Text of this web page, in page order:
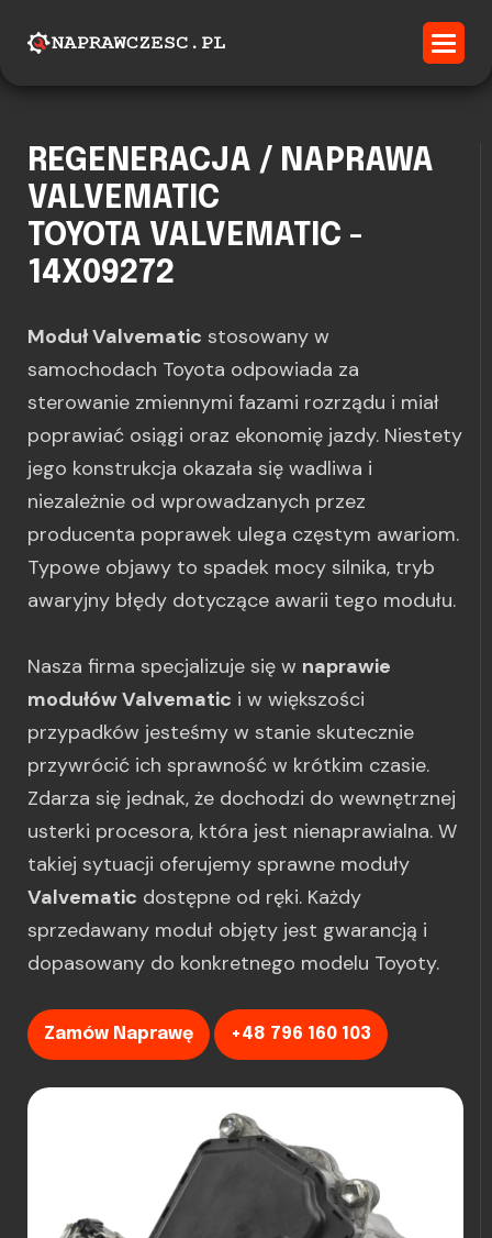
REGENERACJA / NAPRAWA
VALVEMATIC
TOYOTA VALVEMATIC -
14X09272
Moduł Valvematic stosowany w
samochodach Toyota odpowiada za
sterowanie zmiennymi fazami rozrządu i miał
poprawiać osiągi oraz ekonomię jazdy. Niestety
jego konstrukcja okazała się wadliwa i
niezależnie od wprowadzanych przez
producenta poprawek ulega częstym awariom.
Typowe objawy to spadek mocy silnika, tryb
awaryjny błędy dotyczące awarii tego modułu.
Nasza firma specjalizuje się w naprawie
modułów Valvematic i w większości
przypadków jesteśmy w stanie skutecznie
przywrócić ich sprawność w krótkim czasie.
Zdarza się jednak, że dochodzi do wewnętrznej
usterki procesora, która jest nienaprawialna. W
takiej sytuacji oferujemy sprawne moduły
Valvematic dostępne od ręki. Każdy
sprzedawany moduł objęty jest gwarancją i
dopasowany do konkretnego modelu Toyoty.
Zamów Naprawę +48 796 160 103